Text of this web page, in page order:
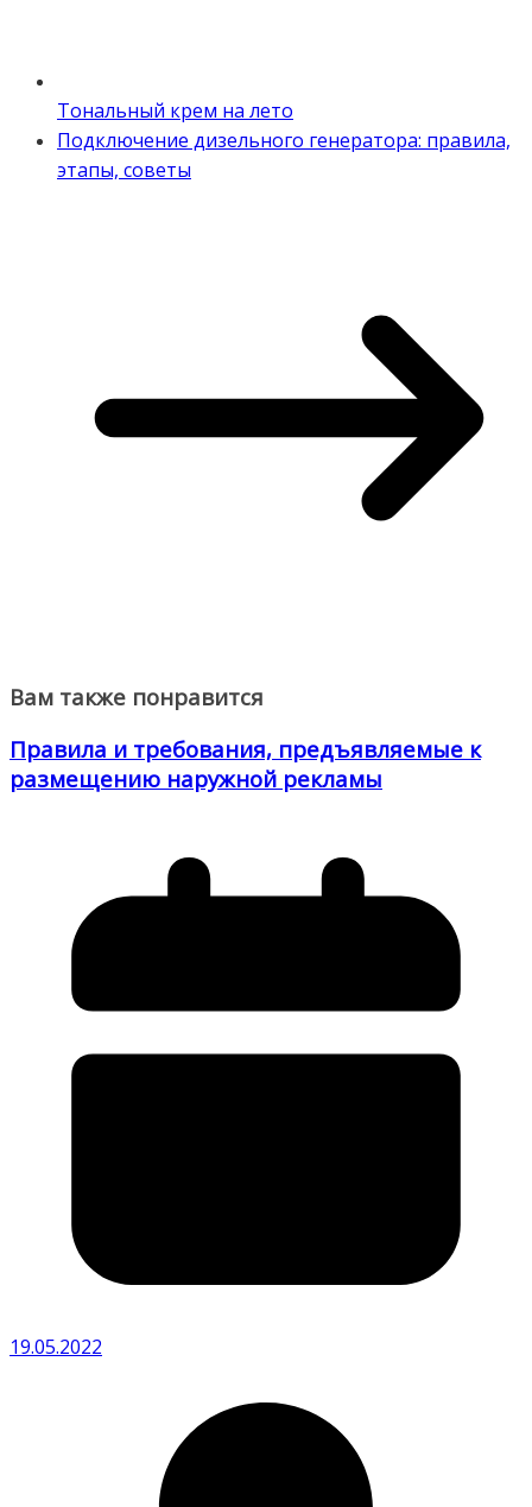
Тональный крем на лето
Подключение дизельного генератора: правила,
этапы, советы
Вам также понравится
Правила и требования, предъявляемые к
размещению наружной рекламы
19.05.2022